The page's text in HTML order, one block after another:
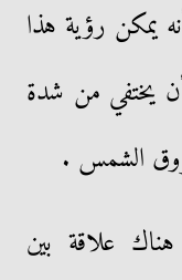
يمكن رؤية هذا
أن يختفي من شدة
الشمس .
علاقة بين